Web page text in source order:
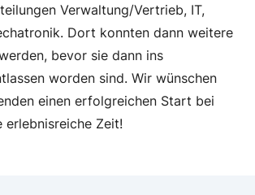
Verwaltung/Vertrieb, IT,
Dort konnten dann weitere
bevor sie dann ins
worden sind. Wir wünschen
einen erfolgreichen Start bei
erlebnisreiche Zeit!